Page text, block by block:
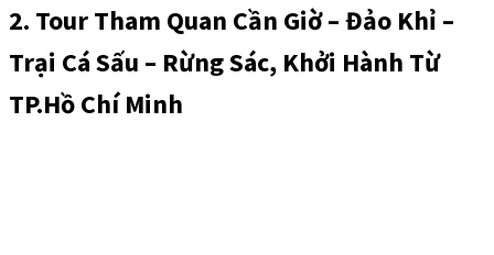
2. Tour Tham Quan Cần Giờ – Đảo Khỉ –
Trại Cá Sấu – Rừng Sác, Khởi Hành Từ
TP.Hồ Chí Minh